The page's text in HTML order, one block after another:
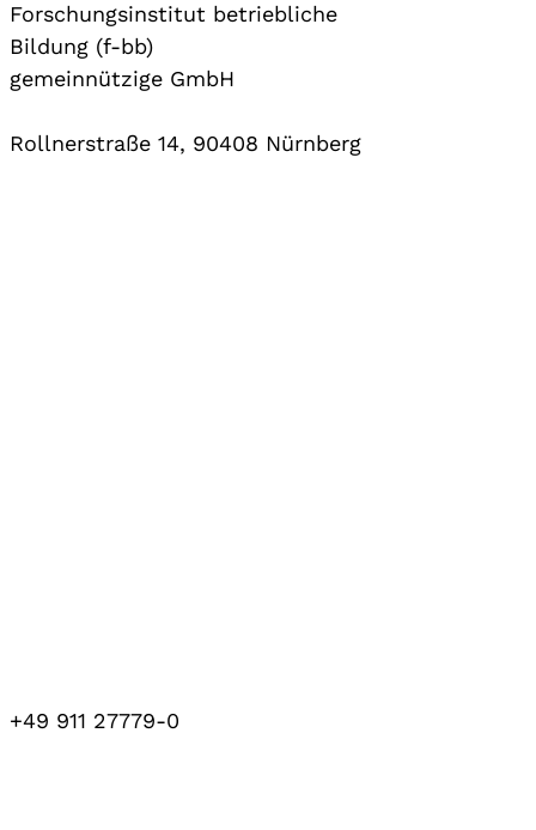
Forschungsinstitut betriebliche
Bildung (f-bb)
gemeinnützige GmbH
Rollnerstraße 14, 90408 Nürnberg
+49 911 27779-0